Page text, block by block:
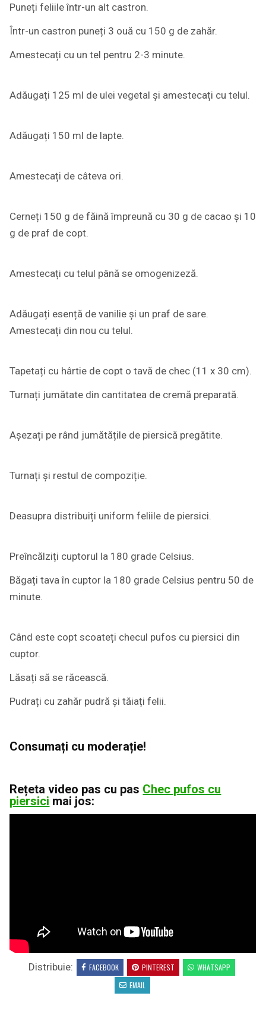
Puneți feliile într-un alt castron.
Într-un castron puneți 3 ouă cu 150 g de zahăr.
Amestecați cu un tel pentru 2-3 minute.
Adăugați 125 ml de ulei vegetal și amestecați cu telul.
Adăugați 150 ml de lapte.
Amestecați de câteva ori.
Cerneți 150 g de făină împreună cu 30 g de cacao și 10
g de praf de copt.
Amestecați cu telul până se omogenizeză.
Adăugați esență de vanilie și un praf de sare.
Amestecați din nou cu telul.
Tapetați cu hârtie de copt o tavă de chec (11 x 30 cm).
Turnați jumătate din cantitatea de cremă preparată.
Așezați pe rând jumătățile de piersică pregătite.
Turnați și restul de compoziție.
Deasupra distribuiți uniform feliile de piersici.
Preîncălziți cuptorul la 180 grade Celsius.
Băgați tava în cuptor la 180 grade Celsius pentru 50 de
minute.
Când este copt scoateți checul pufos cu piersici din
cuptor.
Lăsați să se răcească.
Pudrați cu zahăr pudră și tăiați felii.
Consumați cu moderație!
Rețeta video pas cu pas Chec pufos cu
piersici mai jos:
Distribuie: FACEBOOK PINTEREST
WHATSAPP
EMAIL